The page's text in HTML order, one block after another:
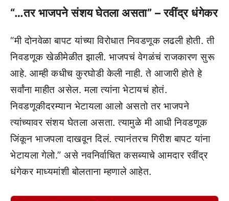
“…तर भाजपने संशय घेतला असता” – रवींद्र धंगेकर
“मी दोनवेळा बापट यांच्या विरोधात निवडणूक लढली होती. ती
निवडणूक खेळीमेळीत झाली. भाजपचं वेगळंचं राजकारण सुरू
आहे. आम्ही कधीच कुरघोडी केली नाही. ते आजारी होते हे
सर्वांना माहीत असेल. मला त्यांना भेटायचं होतं.
निवडणूकीदरम्यान भेटायला आलो असतो तर भाजपने
त्यांच्यावर संशय घेतला असता. त्यामुळे मी आधी निवडणूक
जिंकून भाजपला दाखवून दिलं. त्यानंतरच गिरीश बापट यांना
भेटायला गेलो.” असे नवनिर्वाचित कसब्याचे आमदार रवींद्र
धंगेकर माध्यमांशी बोलताना म्हणाले आहेत.